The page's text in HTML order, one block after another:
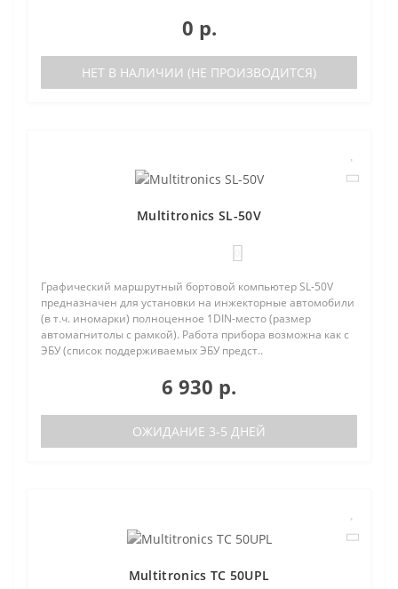
0 р.
НЕТ В НАЛИЧИИ (НЕ ПРОИЗВОДИТСЯ)
Multitronics SL-50V
Графический маршрутный бортовой компьютер SL-50V
предназначен для установки на инжекторные автомобили
(в т.ч. иномарки) полноценное 1DIN-место (размер
автомагнитолы с рамкой). Работа прибора возможна как с
ЭБУ (список поддерживаемых ЭБУ предст..
6 930 р.
ОЖИДАНИЕ 3-5 ДНЕЙ
Multitronics TC 50UPL